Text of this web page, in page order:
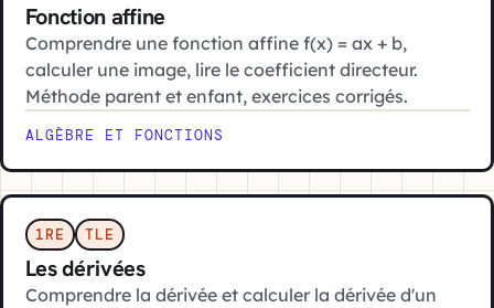
Fonction affine
Comprendre une fonction affine f(x) = ax + b,
calculer une image, lire le coefficient directeur.
Méthode parent et enfant, exercices corrigés.
ALGÈBRE ET FONCTIONS
1RE TLE
Les dérivées
Comprendre la dérivée et calculer la dérivée d'un